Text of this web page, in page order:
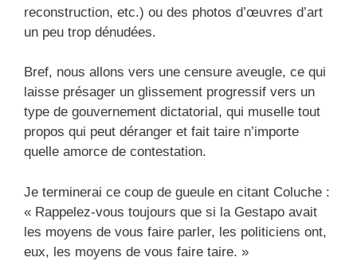
reconstruction, etc.) ou des photos d’œuvres d’art
un peu trop dénudées.
Bref, nous allons vers une censure aveugle, ce qui
laisse présager un glissement progressif vers un
type de gouvernement dictatorial, qui muselle tout
propos qui peut déranger et fait taire n’importe
quelle amorce de contestation.
Je terminerai ce coup de gueule en citant Coluche :
« Rappelez-vous toujours que si la Gestapo avait
les moyens de vous faire parler, les politiciens ont,
eux, les moyens de vous faire taire. »